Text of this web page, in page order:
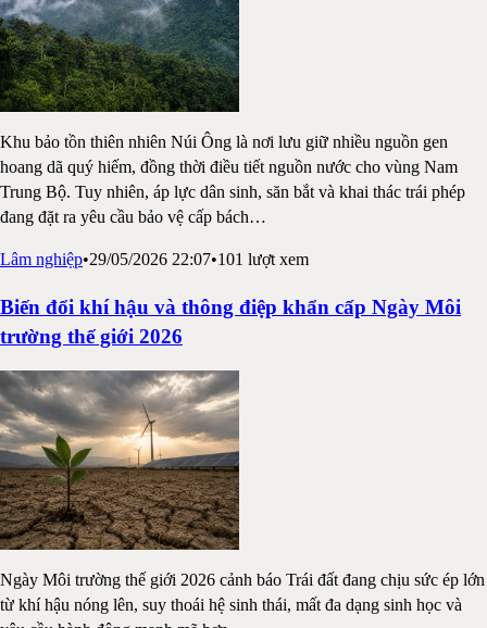
Khu bảo tồn thiên nhiên Núi Ông là nơi lưu giữ nhiều nguồn gen
hoang dã quý hiếm, đồng thời điều tiết nguồn nước cho vùng Nam
Trung Bộ. Tuy nhiên, áp lực dân sinh, săn bắt và khai thác trái phép
đang đặt ra yêu cầu bảo vệ cấp bách…
Lâm nghiệp•29/05/2026 22:07•101 lượt xem
Biến đổi khí hậu và thông điệp khẩn cấp Ngày Môi
trường thế giới 2026
Ngày Môi trường thế giới 2026 cảnh báo Trái đất đang chịu sức ép lớn
từ khí hậu nóng lên, suy thoái hệ sinh thái, mất đa dạng sinh học và